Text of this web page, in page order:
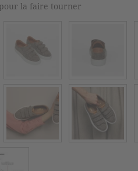
la faire tourner